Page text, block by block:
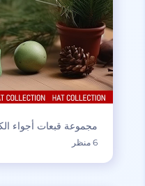
مجموعة قبعات أجواء
6 منظر